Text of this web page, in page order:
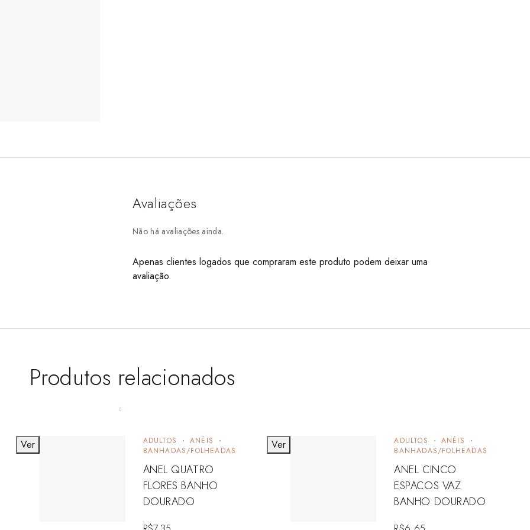
Avaliações
Não há avaliações ainda.
Apenas clientes logados que compraram este produto podem deixar uma
avaliação.
Produtos relacionados
ADULTOS
ANÉIS
BANHADAS/FOLHEADAS
ANEL QUATRO
FLORES BANHO
DOURADO
Ver ADULTOS
ANÉIS
BANHADAS/FOLHEADAS
ANEL CINCO
ESPACOS VAZ
BANHO DOURADO
Ver